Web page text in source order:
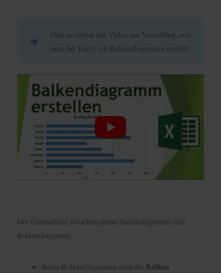
Hier nochmal ein Video zur Vertiefung, wie
man bei Excel ein Balkendiagramm erstellt:
Der Unterschied zwischen einem Säulendiagramm und
Balkendiagramm.
Beim Balkendiagramm sind die Balken